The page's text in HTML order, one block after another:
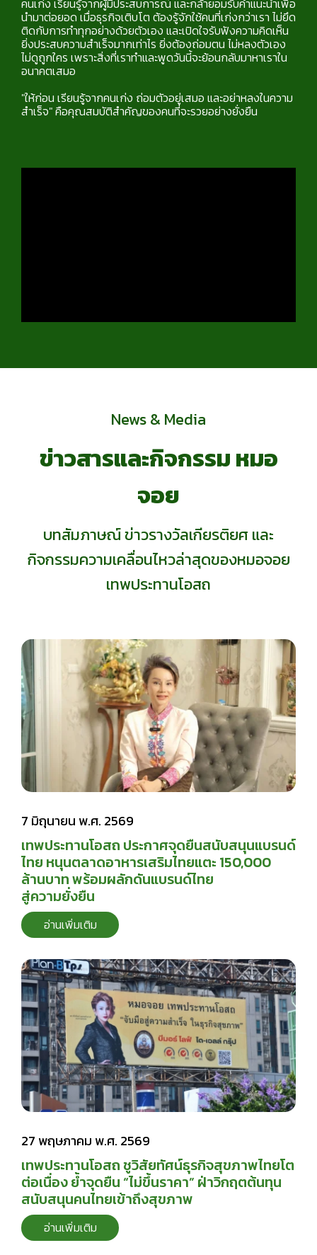
คนเก่ง เรียนรู้จากผู้มีประสบการณ์ และกล้ายอมรับคำแนะนำเพื่อ
นำมาต่อยอด เมื่อธุรกิจเติบโต ต้องรู้จักใช้คนที่เก่งกว่าเรา ไม่ยึด
ติดกับการทำทุกอย่างด้วยตัวเอง และเปิดใจรับฟังความคิดเห็น
ยิ่งประสบความสำเร็จมากเท่าไร ยิ่งต้องถ่อมตน ไม่หลงตัวเอง
ไม่ดูถูกใคร เพราะสิ่งที่เราทำและพูดวันนี้จะย้อนกลับมาหาเราใน
อนาคตเสมอ
"ให้ก่อน เรียนรู้จากคนเก่ง ถ่อมตัวอยู่เสมอ และอย่าหลงในความ
สำเร็จ" คือคุณสมบัติสำคัญของคนที่จะรวยอย่างยั่งยืน
News & Media
ข่าวสารและกิจกรรม หมอ
จอย
บทสัมภาษณ์ ข่าวรางวัลเกียรติยศ และ
กิจกรรมความเคลื่อนไหวล่าสุดของหมอจอย
เทพประทานโอสถ
7 มิถุนายน พ.ศ. 2569
เทพประทานโอสถ ประกาศจุดยืนสนับสนุนแบรนด์
ไทย หนุนตลาดอาหารเสริมไทยแตะ 150,000
ล้านบาท พร้อมผลักดันแบรนด์ไทย
สู่ความยั่งยืน
อ่านเพิ่มเติม
27 พฤษภาคม พ.ศ. 2569
เทพประทานโอสถ ชูวิสัยทัศน์ธุรกิจสุขภาพไทยโต
ต่อเนื่อง ย้ำจุดยืน “ไม่ขึ้นราคา” ฝ่าวิกฤตต้นทุน
สนับสนุนคนไทยเข้าถึงสุขภาพ
อ่านเพิ่มเติม